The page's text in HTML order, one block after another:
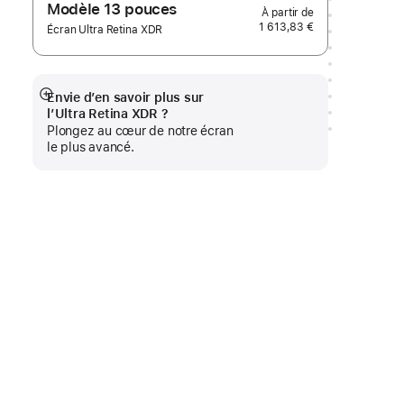
Modèle 13 pouces
Écran Ultra Retina XDR
1 613,83 €
Envie d’en savoir plus sur
l’Ultra Retina XDR ?
Plongez au cœur de notre écran
le plus avancé.
Afficher
plus